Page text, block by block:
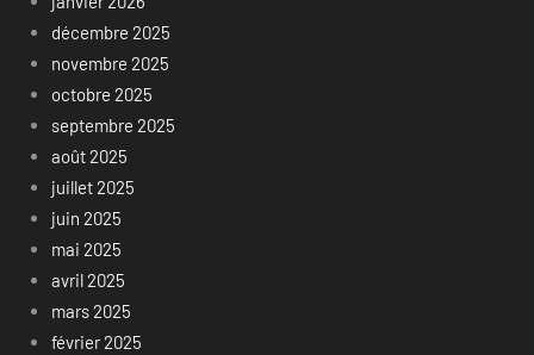
décembre 2025
novembre 2025
octobre 2025
septembre 2025
août 2025
juillet 2025
juin 2025
mai 2025
avril 2025
mars 2025
février 2025